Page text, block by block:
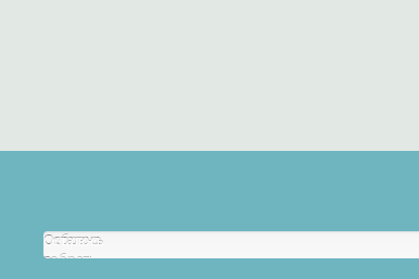
Собрано
р.
Осталось
собрать